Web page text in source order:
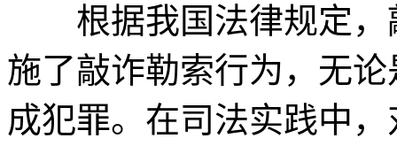
根据我国法律规定，
施了敲诈勒索行为，无
成犯罪。在司法实践中